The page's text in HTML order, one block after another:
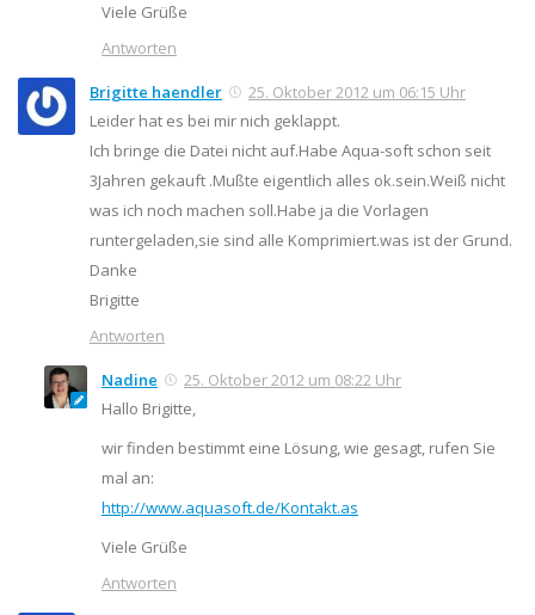
Viele Grüße
Antworten
Brigitte haendler
25. Oktober 2012 um 06:15 Uhr
Leider hat es bei mir nich geklappt.
Ich bringe die Datei nicht auf.Habe Aqua-soft schon seit
3Jahren gekauft .Mußte eigentlich alles ok.sein.Weiß nicht
was ich noch machen soll.Habe ja die Vorlagen
runtergeladen,sie sind alle Komprimiert.was ist der Grund.
Danke
Brigitte
Antworten
Nadine
25. Oktober 2012 um 08:22 Uhr
Hallo Brigitte,
wir finden bestimmt eine Lösung, wie gesagt, rufen Sie
mal an:
http://www.aquasoft.de/Kontakt.as
Viele Grüße
Antworten